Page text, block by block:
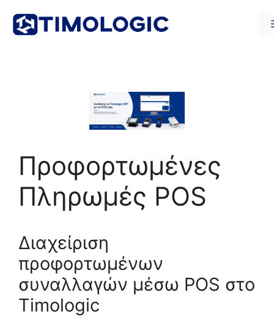
περιεχόμενο
Προφορτωμένες
Πληρωμές POS
Διαχείριση
προφορτωμένων
συναλλαγών μέσω POS στο
Timologic